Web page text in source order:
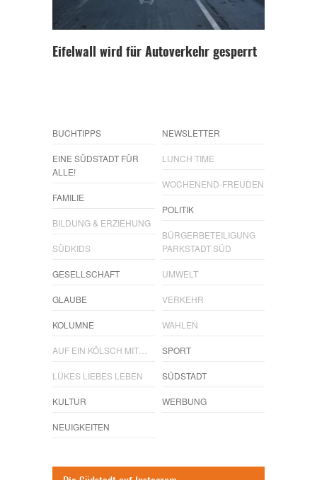
Eifelwall wird für Autoverkehr gesperrt
BUCHTIPPS
EINE SÜDSTADT FÜR
ALLE!
FAMILIE
BILDUNG & ERZIEHUNG
SÜDKIDS
GESELLSCHAFT
GLAUBE
KOLUMNE
AUF EIN KÖLSCH MIT…
LÜKES LIEBES LEBEN
KULTUR
NEUIGKEITEN
NEWSLETTER
LUNCH TIME
WOCHENEND-FREUDEN
POLITIK
BÜRGERBETEILIGUNG
PARKSTADT SÜD
UMWELT
VERKEHR
WAHLEN
SPORT
SÜDSTADT
WERBUNG